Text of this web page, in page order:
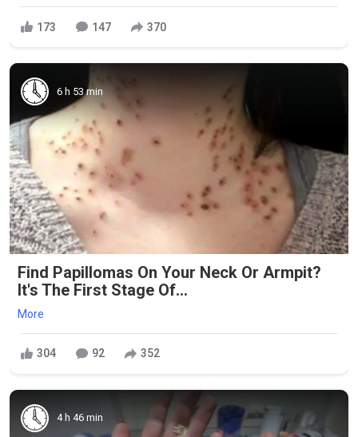
173 147 370
6 h 53 min
Find Papillomas On Your Neck Or Armpit?
It's The First Stage Of...
More
304 92 352
4 h 46 min